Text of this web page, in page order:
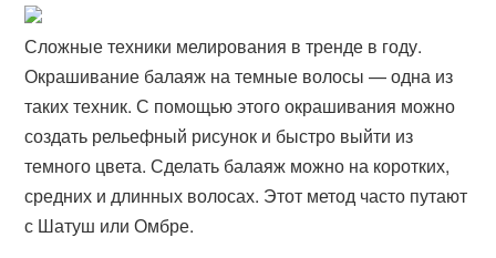
Сложные техники мелирования в тренде в году.
Окрашивание балаяж на темные волосы — одна из
таких техник. С помощью этого окрашивания можно
создать рельефный рисунок и быстро выйти из
темного цвета. Сделать балаяж можно на коротких,
средних и длинных волосах. Этот метод часто путают
с Шатуш или Омбре.